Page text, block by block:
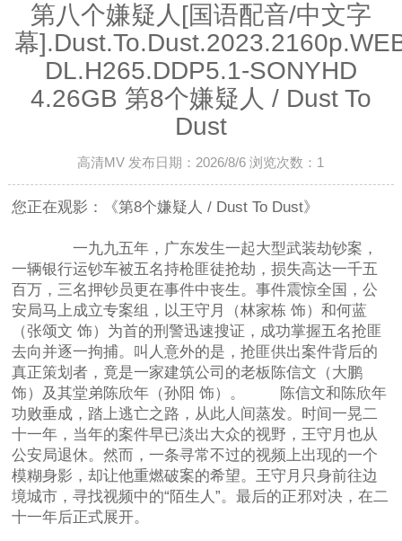
第八个嫌疑人[国语配音/中文字
幕
DL.H265.DDP5.1-SONYHD
4.26GB 第8个嫌疑人 / Dust To
Dust
高清MV 发布日期：2026/8/6 浏览次数： 1
您正在观影：《第8个嫌疑人 / Dust To Dust》
一九九五年，广东发生一起大型武装劫钞案，
一辆银行运钞车被五名持枪匪徒抢劫，损失高达一千五
百万，三名押钞员更在事件中丧生。事件震惊全国，公
安局马上成立专案组，以王守月（林家栋 饰）和何蓝
（张颂文 饰）为首的刑警迅速搜证，成功掌握五名抢匪
去向并逐一拘捕。叫人意外的是，抢匪供出案件背后的
真正策划者，竟是一家建筑公司的老板陈信文（大鹏
饰）及其堂弟陈欣年（孙阳 饰）。 陈信文和陈欣年
功败垂成，踏上逃亡之路，从此人间蒸发。时间一晃二
十一年，当年的案件早已淡出大众的视野，王守月也从
公安局退休。然而，一条寻常不过的视频上出现的一个
模糊身影，却让他重燃破案的希望。王守月只身前往边
境城市，寻找视频中的“陌生人”。最后的正邪对决，在二
十一年后正式展开。